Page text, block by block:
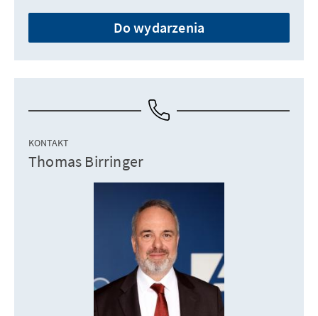
Do wydarzenia
KONTAKT
Thomas Birringer